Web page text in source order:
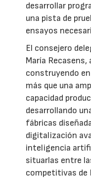
desarrollar
una pista de
ensayos
El consejero
María
construyendo
más que una
capacidad
desarrollando
fábricas
digitalización
inteligencia
situarlas entre
competitivas de